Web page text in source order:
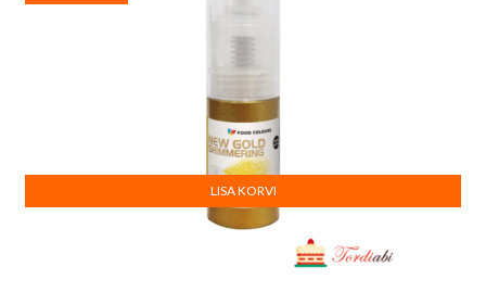
LISA KORVI